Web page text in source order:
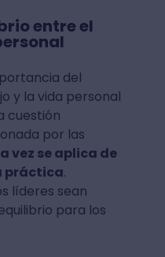
entre el
del
y la vida personal
cuestión
por las
vez se aplica de
práctica.
líderes sean
para los